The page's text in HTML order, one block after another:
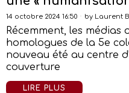
14 octobre 2024 16:50 by Laurent
Récemment, les médias
homologues de la 5e
nouveau été au centre
couverture
LIRE PLUS